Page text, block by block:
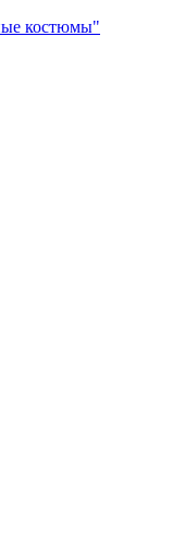
костюмы"